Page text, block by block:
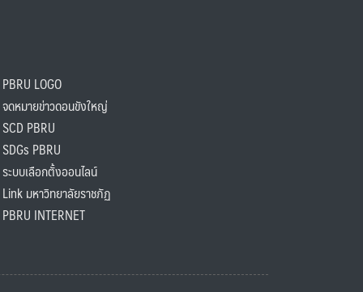
LOGO
หมายข่าวดอนขังใหญ่
PBRU
PBRU
บบเลือกตั้งออนไลน์
มหาวิทยาลัยราชภัฏ
INTERNET